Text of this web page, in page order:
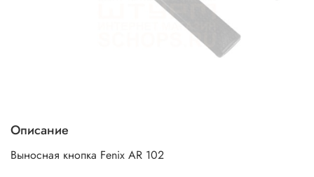
Описание
Выносная кнопка Fenix AR 102